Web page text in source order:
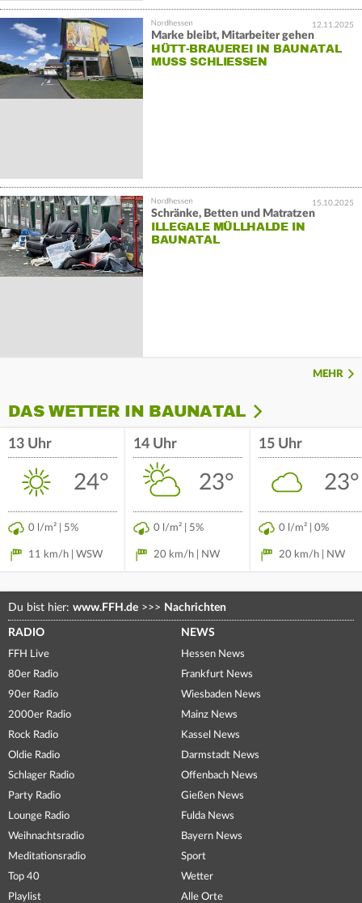
12.11.2025
Marke bleibt, Mitarbeiter gehen
HÜTT-BRAUEREI IN BAUNATAL
MUSS SCHLIESSEN
15.10.2025
Schränke, Betten und Matratzen
ILLEGALE MÜLLHALDE IN
BAUNATAL
MEHR
DAS WETTER IN BAUNATAL
13 Uhr
24°
0 l/m² | 5%
11 km/h | WSW
14 Uhr
23°
0 l/m² | 5%
20 km/h | NW
15 Uhr
23°
0 l/m² | 0%
20 km/h | NW
Du bist hier: www.FFH.de >>> Nachrichten
RADIO
FFH Live
80er Radio
90er Radio
2000er Radio
Rock Radio
Oldie Radio
Schlager Radio
Party Radio
Lounge Radio
Weihnachtsradio
Meditationsradio
Top 40
Playlist
NEWS
Hessen News
Frankfurt News
Wiesbaden News
Mainz News
Kassel News
Darmstadt News
Offenbach News
Gießen News
Fulda News
Bayern News
Sport
Wetter
Alle Orte